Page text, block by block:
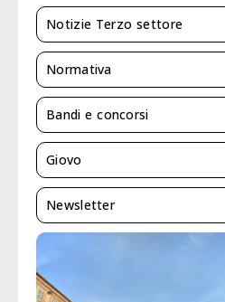
Notizie Terzo settore
Normativa
Bandi e concorsi
Giovo
Newsletter